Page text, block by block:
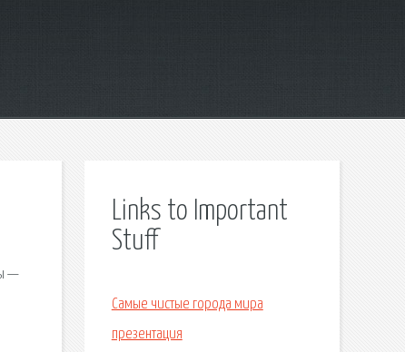
—
Links to Important
Stuff
Самые чистые города мира
презентация